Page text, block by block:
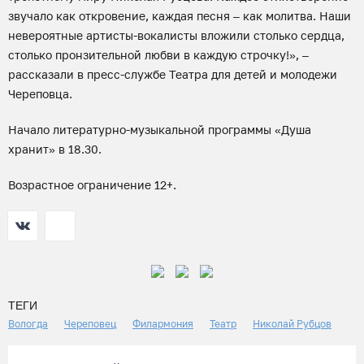
звучало как откровение, каждая песня – как молитва. Наши
невероятные артисты-вокалисты вложили столько сердца,
столько пронзительной любви в каждую строчку!», –
рассказали в пресс-службе Театра для детей и молодежи
Череповца.
Начало литературно-музыкальной программы «Душа
хранит» в 18.30.
Возрастное ограничение 12+.
ТЕГИ
Вологда Череповец Филармония Театр Николай Рубцов